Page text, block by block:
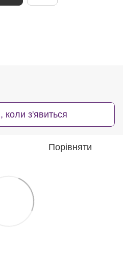
коли з'явиться
Порівняти